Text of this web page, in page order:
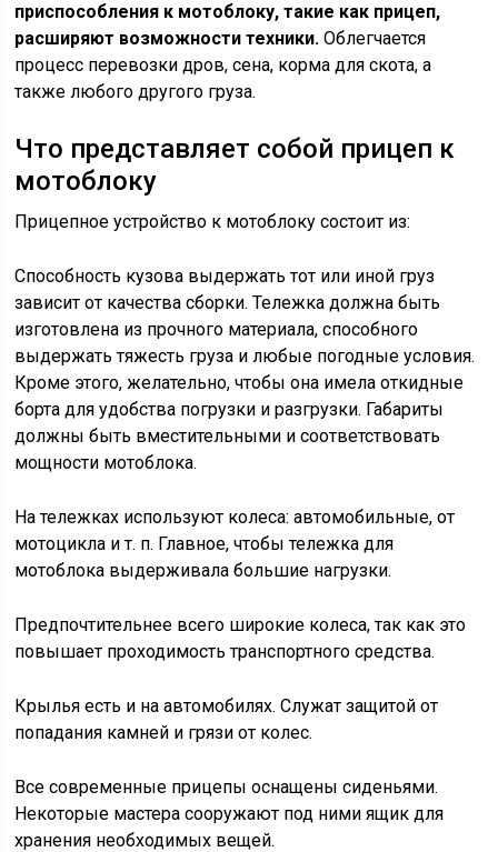
приспособления к мотоблоку, такие как прицеп,
расширяют возможности техники. Облегчается
процесс перевозки дров, сена, корма для скота, а
также любого другого груза.
Что представляет собой прицеп к
мотоблоку
Прицепное устройство к мотоблоку состоит из:
Способность кузова выдержать тот или иной груз
зависит от качества сборки. Тележка должна быть
изготовлена из прочного материала, способного
выдержать тяжесть груза и любые погодные условия.
Кроме этого, желательно, чтобы она имела откидные
борта для удобства погрузки и разгрузки. Габариты
должны быть вместительными и соответствовать
мощности мотоблока.
На тележках используют колеса: автомобильные, от
мотоцикла и т. п. Главное, чтобы тележка для
мотоблока выдерживала большие нагрузки.
Предпочтительнее всего широкие колеса, так как это
повышает проходимость транспортного средства.
Крылья есть и на автомобилях. Служат защитой от
попадания камней и грязи от колес.
Все современные прицепы оснащены сиденьями.
Некоторые мастера сооружают под ними ящик для
хранения необходимых вещей.